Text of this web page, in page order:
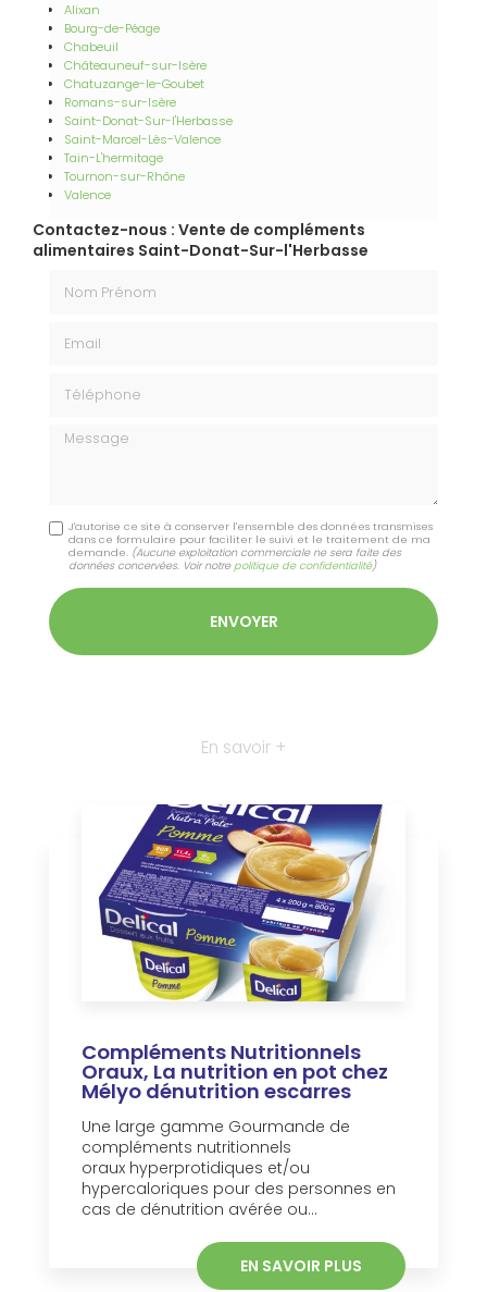
Alixan
Bourg-de-Péage
Chabeuil
Châteauneuf-sur-Isère
Chatuzange-le-Goubet
Romans-sur-Isère
Saint-Donat-Sur-l'Herbasse
Saint-Marcel-Lès-Valence
Tain-L'hermitage
Tournon-sur-Rhône
Valence
Contactez-nous : Vente de compléments
alimentaires Saint-Donat-Sur-l'Herbasse
Message
J'autorise ce site à conserver l'ensemble des données transmises
dans ce formulaire pour faciliter le suivi et le traitement de ma
demande. (Aucune exploitation commerciale ne sera faite des
données concervées. Voir notre politique de confidentialité)
En savoir +
Compléments Nutritionnels
Oraux, La nutrition en pot chez
Mélyo dénutrition escarres
Une large gamme Gourmande de
compléments nutritionnels
oraux hyperprotidiques et/ou
hypercaloriques pour des personnes en
cas de dénutrition avérée ou...
EN SAVOIR PLUS